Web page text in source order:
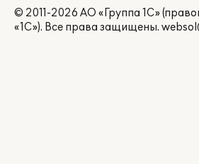
© 2011-2026 АО «Группа 1С»
«1С»). Все права защищены.